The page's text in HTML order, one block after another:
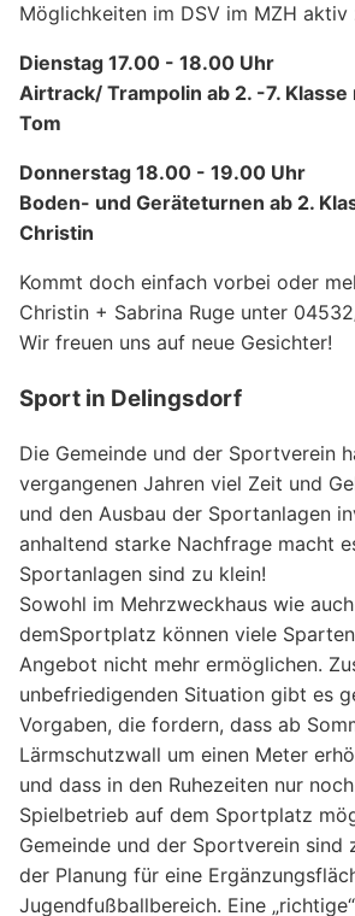
Möglichkeiten im DSV im MZH aktiv
Dienstag 17.00 - 18.00 Uhr
Airtrack/ Trampolin ab 2. -7. Klasse
Tom
Donnerstag 18.00 - 19.00 Uhr
Boden- und Geräteturnen ab 2.
Christin
Kommt doch einfach vorbei oder
Christin + Sabrina Ruge unter
Wir freuen uns auf neue Gesichter!
Sport in Delingsdorf
Die Gemeinde und der Sportverein
vergangenen Jahren viel Zeit und
und den Ausbau der Sportanlagen
anhaltend starke Nachfrage macht
Sportanlagen sind zu klein!
Sowohl im Mehrzweckhaus wie
demSportplatz können viele
Angebot nicht mehr ermöglichen.
unbefriedigenden Situation gibt es
Vorgaben, die fordern, dass ab
Lärmschutzwall um einen Meter
und dass in den Ruhezeiten nur
Spielbetrieb auf dem Sportplatz
Gemeinde und der Sportverein sind
der Planung für eine
Jugendfußballbereich. Eine